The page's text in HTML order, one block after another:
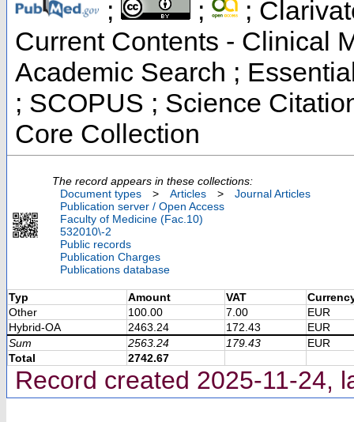
; ;
;
Current Contents - Clinical
Academic Search ;
; SCOPUS ; Science
Core Collection
The record appears in these collections:
Document types
> Articles >
Journal Articles
Publication server / Open Access
Faculty of Medicine (Fac.10)
532010\-2
Public records
Publication Charges
Publications database
Typ Amount VAT
Other
100.00 7.00
EUR
Hybrid-OA
2463.24 172.43
EUR
Sum
2563.24 179.43
EUR
Total
2742.67
Record created 2025-11-24,